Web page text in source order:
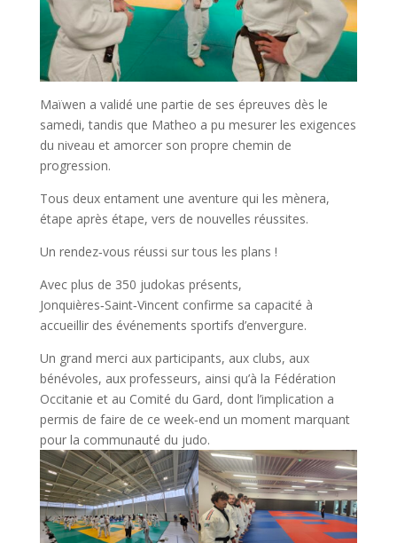
Maïwen a validé une partie de ses épreuves dès le
samedi, tandis que Matheo a pu mesurer les exigences
du niveau et amorcer son propre chemin de
progression.
Tous deux entament une aventure qui les mènera,
étape après étape, vers de nouvelles réussites.
Un rendez‑vous réussi sur tous les plans !
Avec plus de 350 judokas présents,
Jonquières‑Saint‑Vincent confirme sa capacité à
accueillir des événements sportifs d’envergure.
Un grand merci aux participants, aux clubs, aux
bénévoles, aux professeurs, ainsi qu’à la Fédération
Occitanie et au Comité du Gard, dont l’implication a
permis de faire de ce week‑end un moment marquant
pour la communauté du judo.